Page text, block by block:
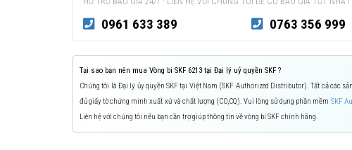
0961 633 389 0763 356 999
Tại sao bạn nên mua Vòng bi SKF 6213 tại Đại lý uỷ quyền SKF ?
Chúng tôi là Đại lý ủy quyền SKF tại Việt Nam (SKF Authorized Distributor). Tất cả các
đủ giấy tờ chứng minh xuất xứ và chất lượng (CO,CQ). Vui lòng sử dụng phần mềm SKF
Liên hệ với chúng tôi nếu bạn cần trợ giúp thông tin về vòng bi SKF chính hãng.